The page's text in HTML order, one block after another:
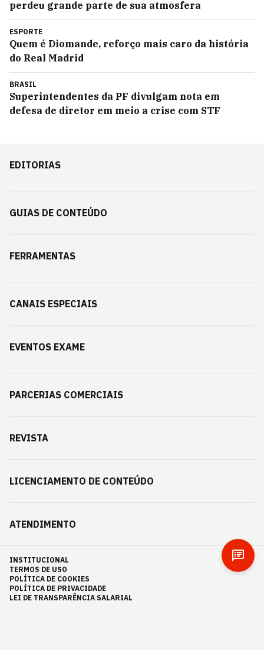
perdeu grande parte de sua atmosfera
ESPORTE
Quem é Diomande, reforço mais caro da história
do Real Madrid
BRASIL
Superintendentes da PF divulgam nota em
defesa de diretor em meio a crise com STF
EDITORIAS
GUIAS DE CONTEÚDO
FERRAMENTAS
CANAIS ESPECIAIS
EVENTOS EXAME
PARCERIAS COMERCIAIS
REVISTA
LICENCIAMENTO DE CONTEÚDO
ATENDIMENTO
INSTITUCIONAL
TERMOS DE USO
POLÍTICA DE COOKIES
POLÍTICA DE PRIVACIDADE
LEI DE TRANSPARÊNCIA SALARIAL